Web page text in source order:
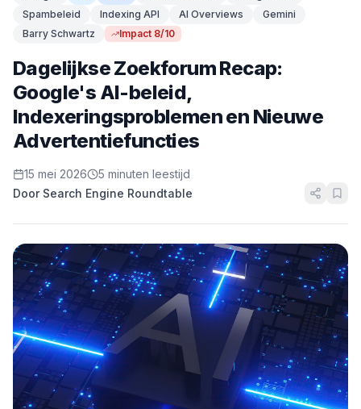
Spambeleid
Indexing API AI Overviews
Gemini
Barry Schwartz
Impact 8/10
Dagelijkse Zoekforum Recap:
Google's AI-beleid,
Indexeringsproblemen en Nieuwe
Advertentiefuncties
15 mei 2026
5 minuten leestijd
Door Search Engine Roundtable